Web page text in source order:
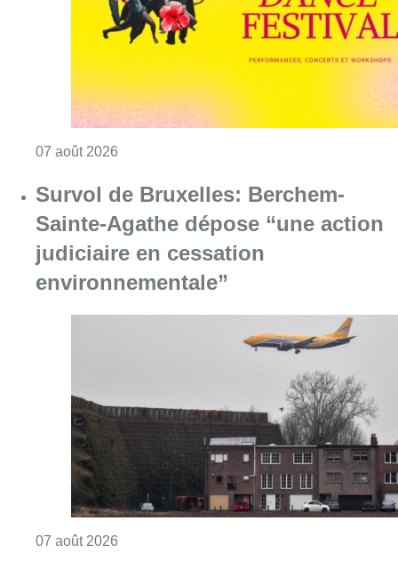
judiciaire en cessation
environnementale”
Canicule : un record absolu de
climatiseurs fixes installés en
Belgique cette année